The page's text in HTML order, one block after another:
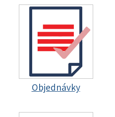
Objednávky